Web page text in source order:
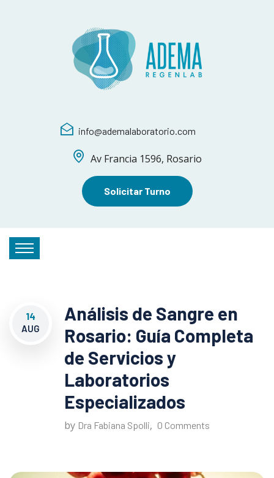
info@ademalaboratorio.com
Av Francia 1596, Rosario
Solicitar Turno
14
AUG
Análisis de Sangre en
Rosario: Guía Completa
de Servicios y
Laboratorios
Especializados
by Dra Fabiana Spolli, 0 Comments